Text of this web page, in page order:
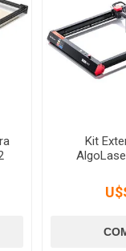
Kit